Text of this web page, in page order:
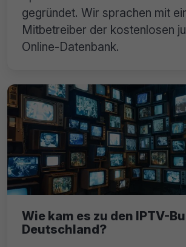
gegründet. Wir sprachen mit
Mitbetreiber der kostenlosen
Online-Datenbank.
Wie kam es zu den IPTV-
Deutschland?